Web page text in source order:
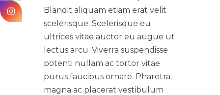
Blandit aliquam etiam erat velit
scelerisque. Scelerisque eu
ultrices vitae auctor eu augue ut
lectus arcu. Viverra suspendisse
potenti nullam ac tortor vitae
purus faucibus ornare. Pharetra
magna ac placerat vestibulum